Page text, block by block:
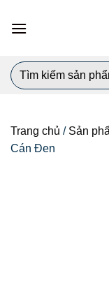
đến
dung
Search
for:
Trang chủ / Sản
Cán Đen